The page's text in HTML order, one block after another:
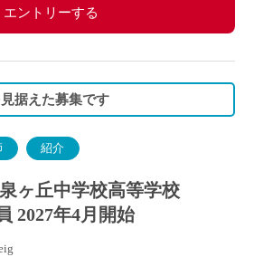
、雇用保険、労災保険
エントリーする
据えた募集です
紹介
ヶ丘中学校高等学校
2027年4月開始